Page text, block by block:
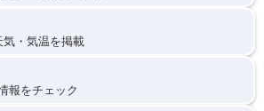
気・気温を掲載
報をチェック